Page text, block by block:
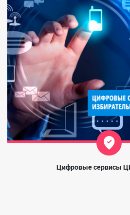
Цифровые сервисы